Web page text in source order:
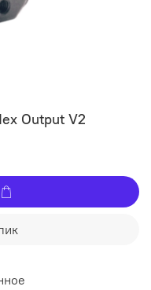
Output V2